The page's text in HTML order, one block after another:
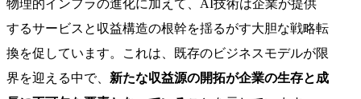
物理的インフラの進化に加えて、AI技術は企業が提供
するサービスと収益構造の根幹を揺るがす大胆な戦略転
換を促しています。これは、既存のビジネスモデルが限
界を迎える中で、 新たな収益源の開拓が企業の生存と成